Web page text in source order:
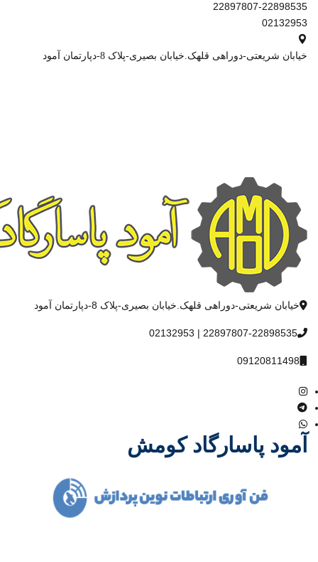
22897807-22898535
02132953
خیابان شریعتی-دوراهی قلهک.خیابان بصیری-پلاک 8-دپارتمان آمود
خیابان شریعتی-دوراهی قلهک.خیابان بصیری-پلاک 8-دپارتمان آمود
22897807-22898535 | 02132953
09120811498
آمود پاسارگاد کومش